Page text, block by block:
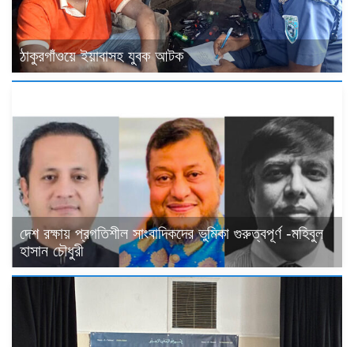
ঠাকুরগাঁওয়ে ইয়াবাসহ যুবক আটক
দেশ রক্ষায় প্রগতিশীল সাংবাদিকদের ভুমিকা গুরুত্বপূর্ণ -মহিবুল
হাসান চৌধুরী